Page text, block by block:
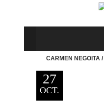
CARMEN NEGOITA /
27
OCT.